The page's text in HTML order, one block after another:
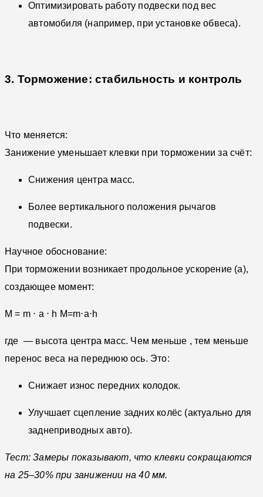
Оптимизировать работу подвески под вес
автомобиля (например, при установке обвеса).
3. Торможение: стабильность и контроль
Что меняется:
Занижение уменьшает клевки при торможении за счёт:
Снижения центра масс.
Более вертикального положения рычагов
подвески.
Научное обоснование:
При торможении возникает продольное ускорение (a),
создающее момент:
M = m ⋅ a ⋅ h M=m⋅a⋅h
где — высота центра масс. Чем меньше , тем меньше
перенос веса на переднюю ось. Это:
Снижает износ передних колодок.
Улучшает сцепление задних колёс (актуально для
заднеприводных авто).
Тест: Замеры показывают, что клевки сокращаются
на 25–30% при занижении на 40 мм.